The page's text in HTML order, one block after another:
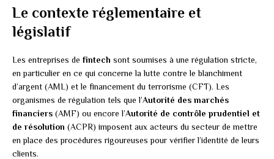
Le contexte réglementaire et
législatif
Les entreprises de fintech sont soumises à une régulation stricte,
en particulier en ce qui concerne la lutte contre le blanchiment
d’argent (AML) et le financement du terrorisme (CFT). Les
organismes de régulation tels que l’Autorité des marchés
financiers (AMF) ou encore l’Autorité de contrôle prudentiel et
de résolution (ACPR) imposent aux acteurs du secteur de mettre
en place des procédures rigoureuses pour vérifier l’identité de leurs
clients.